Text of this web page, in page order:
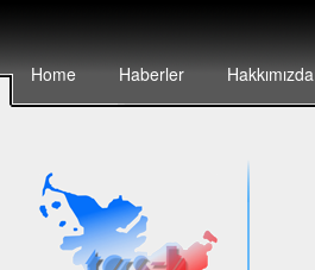
Home Haberler Hakkımızda